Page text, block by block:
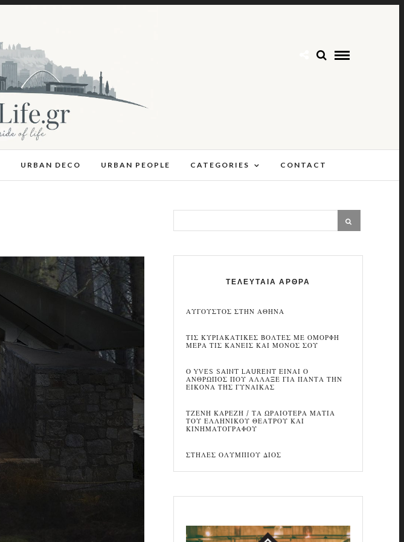
URBAN DECO URBAN PEOPLE CATEGORIES CONTACT
ΤΕΛΕΥΤΑΙΑ ΑΡΘΡΑ
ΑΥΓΟΥΣΤΟΣ ΣΤΗΝ ΑΘΗΝΑ
ΤΙΣ ΚΥΡΙΑΚΑΤΙΚΕΣ ΒΟΛΤΕΣ ΜΕ ΟΜΟΡΦΗ
ΜΕΡΑ ΤΙΣ ΚΑΝΕΙΣ ΚΑΙ ΜΟΝΟΣ ΣΟΥ
Ο YVES SAINT LAURENT ΕΙΝΑΙ Ο
ΑΝΘΡΩΠΟΣ ΠΟΥ ΑΛΛΑΞΕ ΓΙΑ ΠΑΝΤΑ ΤΗΝ
ΕΙΚΟΝΑ ΤΗΣ ΓΥΝΑΙΚΑΣ
ΤΖΕΝΗ ΚΑΡΕΖΗ / ΤΑ ΩΡΑΙΟΤΕΡΑ ΜΑΤΙΑ
ΤΟΥ ΕΛΛΗΝΙΚΟΥ ΘΕΑΤΡΟΥ ΚΑΙ
ΚΙΝΗΜΑΤΟΓΡΑΦΟΥ
ΣΤΗΛΕΣ ΟΛΥΜΠΙΟΥ ΔΙΟΣ